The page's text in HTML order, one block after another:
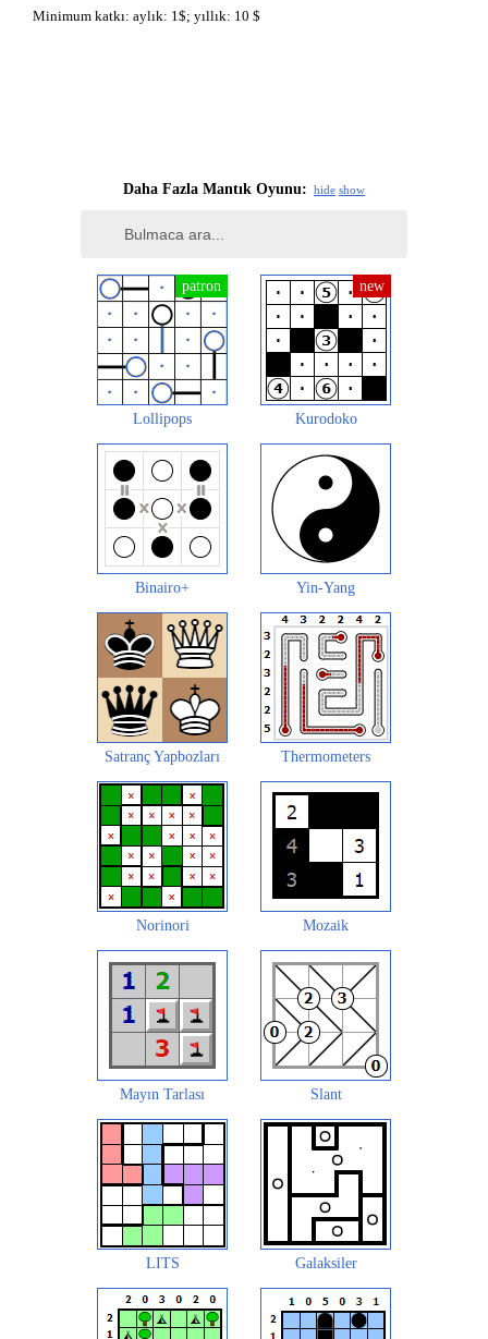
Minimum katkı: aylık: 1$; yıllık: 10 $
Daha Fazla Mantık Oyunu: hide show
Lollipops Kurodoko
Binairo+ Yin-Yang
Satranç Yapbozları Thermometers
Norinori Mozaik
Mayın Tarlası Slant
LITS Galaksiler